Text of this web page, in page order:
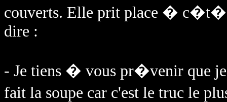
couverts. Elle prit place � c�t�
dire :
- Je tiens � vous pr�venir que
fait la soupe car c'est le truc le